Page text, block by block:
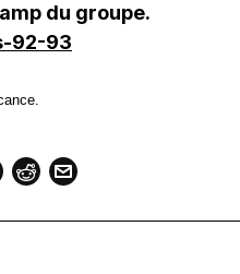
du groupe.
92-93